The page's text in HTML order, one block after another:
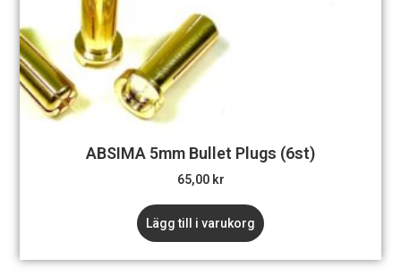
ABSIMA 5mm Bullet Plugs (6st)
65,00 kr
Lägg till i varukorg